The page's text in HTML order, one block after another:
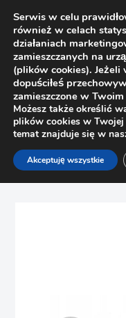
Strona główna
Kołki, wkręty montażowe
Serwis w celu
również w celach
działaniach
zamieszczanych na
(plików cookies).
dopuściłeś
zamieszczone w
Możesz także określić
plików cookies w
temat znajduje się w
Akceptuję wszystkie